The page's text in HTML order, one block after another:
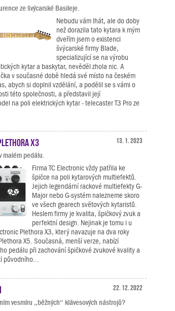
ze švýcarské Basileje.
Nebudu vám lhát, ale do doby
než dorazila tato kytara k mým
dveřím jsem o existenci
švýcarské firmy Blade,
specializující se na výrobu
kytar a baskytar, nevěděl zhola nic. A
v současné době hledá své místo na českém
abych si doplnil vzdělání, a podělil se s vámi o
této společnosti, a představil její
na poli elektrických kytar - telecaster T3 Pro ze
13. 1. 2023
X3
malém pedálu.
Firma TC Electronic vždy patřila ke
špičce na poli kytarových multiefektů.
Jejich legendární rackové multiefekty G-
Major nebo G-systém nalezneme skoro
ve všech gearech světových kytaristů.
Heslem firmy je kvalita, špičkový zvuk a
perfektní design. Nejinak je tomu i u
Plethora X3, který navazuje na dva roky
X5. Současná, menší verze, nabízí
pedálu při zachování špičkové zvukové kvality a
původního...
22. 12. 2022
vesmíru „běžných“ klávesových nástrojů?